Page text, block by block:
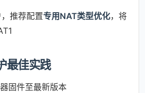
推荐配置专用NAT类型优化，将
最佳实践
固件至最新版本